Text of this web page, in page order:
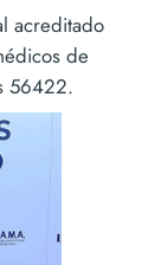
acreditado
de
56422.